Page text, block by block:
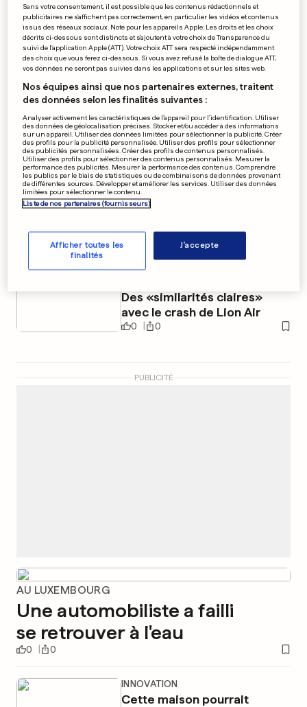
IMPÔTS AU LUXEMBOURG
Les fiches d'impôts peuvent
être demandées
0 0
SALON AU LUXEMBOURG
Le Springbreak a fait la part
Des «similarités claires»
avec le crash de Lion Air
0 0
PUBLICITÉ
AU LUXEMBOURG
Une automobiliste a failli
se retrouver à l'eau
0 0
INNOVATION
Cette maison pourrait
Sans votre consentement, il est possible que les contenus rédactionnels et
publicitaires ne s'affichent pas correctement, en particulier les vidéos et contenus
issus des réseaux sociaux. Note pour les appareils Apple: Les droits et les choix
décrits ci-dessous sont distincts et s'ajoutent à votre choix de Transparence du
suivi de l'application Apple (ATT). Votre choix ATT sera respecté indépendamment
des choix que vous ferez ci-dessous. Si vous avez refusé la boîte de dialogue ATT,
vos données ne seront pas suivies dans les applications et sur les sites web.
Nos équipes ainsi que nos partenaires externes, traitent
des données selon les finalités suivantes :
Analyser activement les caractéristiques de l’appareil pour l’identification. Utiliser
des données de géolocalisation précises. Stocker et/ou accéder à des informations
sur un appareil. Utiliser des données limitées pour sélectionner la publicité. Créer
des profils pour la publicité personnalisée. Utiliser des profils pour sélectionner
des publicités personnalisées. Créer des profils de contenus personnalisés.
Utiliser des profils pour sélectionner des contenus personnalisés. Mesurer la
performance des publicités. Mesurer la performance des contenus. Comprendre
les publics par le biais de statistiques ou de combinaisons de données provenant
de différentes sources. Développer et améliorer les services. Utiliser des données
limitées pour sélectionner le contenu.
Liste de nos partenaires (fournisseurs)
Afficher toutes les
finalités
J'accepte